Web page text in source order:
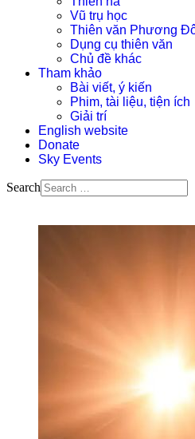
Vũ trụ học
Thiên văn Phương
Dụng cụ thiên văn
Chủ đề khác
Tham khảo
Bài viết, ý kiến
Phim, tài liệu, tiện ích
Giải trí
English website
Donate
Sky Events
Search